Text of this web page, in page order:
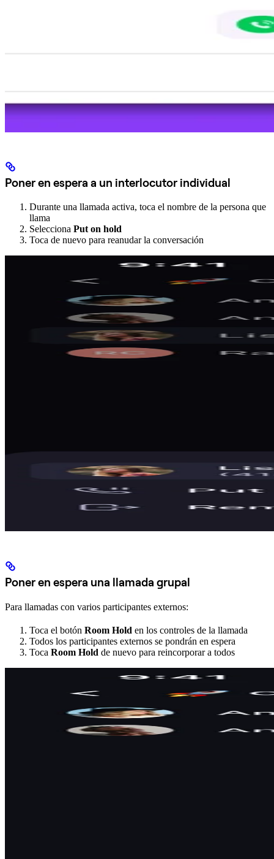
Poner en espera a un interlocutor individual
Durante una llamada activa, toca el nombre de la persona que
llama
Selecciona Put on hold
Toca de nuevo para reanudar la conversación
Poner en espera una llamada grupal
Para llamadas con varios participantes externos:
Toca el botón Room Hold en los controles de la llamada
Todos los participantes externos se pondrán en espera
Toca Room Hold de nuevo para reincorporar a todos